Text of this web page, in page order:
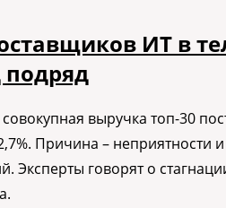
ИТ в
подряд
выручка топ-30
Причина – неприятности
Эксперты говорят о